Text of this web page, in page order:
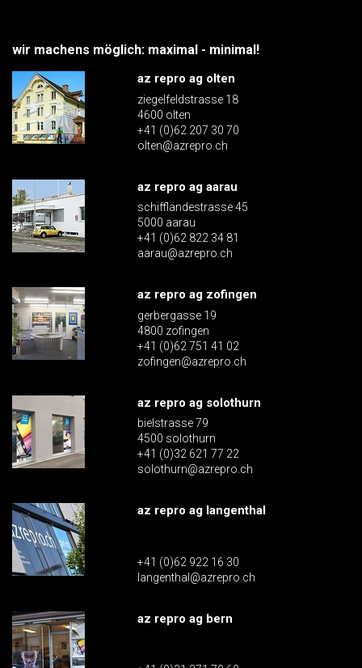
wir machens möglich: maximal - minimal!
az repro ag olten
ziegelfeldstrasse 18
4600 olten
+41 (0)62 207 30 70
olten@azrepro.ch
az repro ag aarau
schiffländestrasse 45
5000 aarau
+41 (0)62 822 34 81
aarau@azrepro.ch
az repro ag zofingen
gerbergasse 19
4800 zofingen
+41 (0)62 751 41 02
zofingen@azrepro.ch
az repro ag solothurn
bielstrasse 79
4500 solothurn
+41 (0)32 621 77 22
solothurn@azrepro.ch
az repro ag langenthal
+41 (0)62 922 16 30
langenthal@azrepro.ch
az repro ag bern